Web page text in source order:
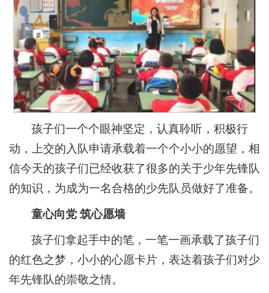
孩子们一个个眼神坚定，认真聆听，积极行
动，上交的入队申请承载着一个个小小的愿望，相
信今天的孩子们已经收获了很多的关于少年先锋队
的知识，为成为一名合格的少先队员做好了准备。
童心向党 筑心愿墙
孩子们拿起手中的笔，一笔一画承载了孩子们
的红色之梦，小小的心愿卡片，表达着孩子们对少
年先锋队的崇敬之情。